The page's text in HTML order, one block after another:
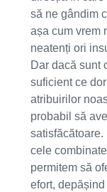
să ne gândim
așa cum vrem
neatenți ori
Dar dacă sunt
suficient ce
atribuirilor
probabil să
cele
permitem să
efort,